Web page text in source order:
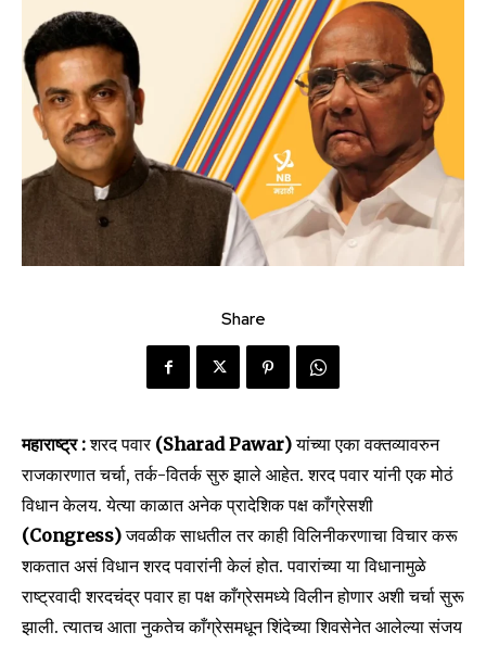
Share
महाराष्ट्र :शरद पवार (Sharad Pawar)यांच्या एका वक्तव्यावरुन
राजकारणात चर्चा, तर्क-वितर्क सुरु झाले आहेत. शरद पवार यांनी एक मोठं
विधान केलय. येत्या काळात अनेक प्रादेशिक पक्ष काँग्रेसशी
(Congress)जवळीक साधतील तर काही विलिनीकरणाचा विचार करू
शकतात असं विधान शरद पवारांनी केलं होत. पवारांच्या या विधानामुळे
राष्ट्रवादी शरदचंद्र पवार हा पक्ष काँग्रेसमध्ये विलीन होणार अशी चर्चा सुरू
झाली. त्यातच आता नुकतेच काँग्रेसमधून शिंदेच्या शिवसेनेत आलेल्या संजय